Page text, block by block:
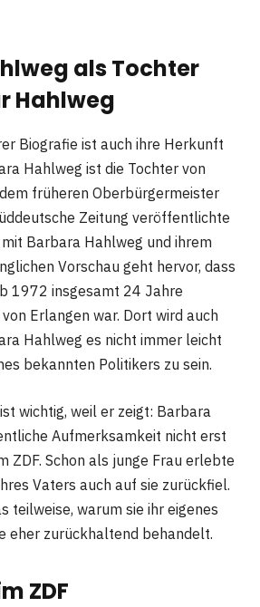
als Tochter
Hahlweg
Biografie ist auch ihre Herkunft
Hahlweg ist die Tochter von
früheren Oberbürgermeister
Zeitung veröffentlichte
Barbara Hahlweg und ihrem
Vorschau geht hervor, dass
1972 insgesamt 24 Jahre
Erlangen war. Dort wird auch
Hahlweg es nicht immer leicht
bekannten Politikers zu sein.
wichtig, weil er zeigt: Barbara
Aufmerksamkeit nicht erst
ZDF. Schon als junge Frau erlebte
Vaters auch auf sie zurückfiel.
teilweise, warum sie ihr eigenes
eher zurückhaltend behandelt.
ZDF